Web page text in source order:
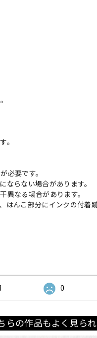
。
必要です。
ならない場合があります。
異なる場合があります。
はんこ部分にインクの付
0
らの作品もよく見ら